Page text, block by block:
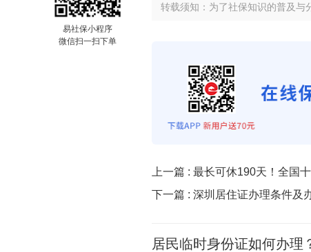
易社保小程序
微信扫一扫下单
转载须知：为了社保知识的普及与
上一篇 : 最长可休190天！全国
下一篇 : 深圳居住证办理条件及
居民临时身份证如何办理